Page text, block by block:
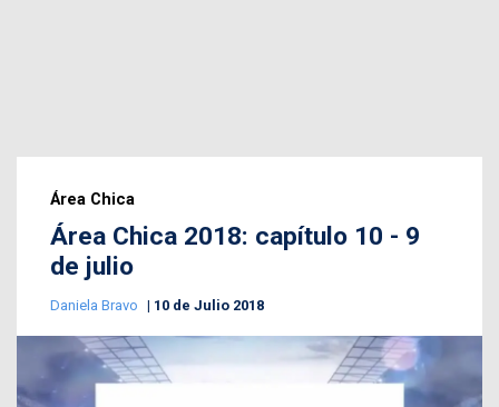
Área Chica
Área Chica 2018: capítulo 10 - 9
de julio
Daniela Bravo 10 de Julio 2018